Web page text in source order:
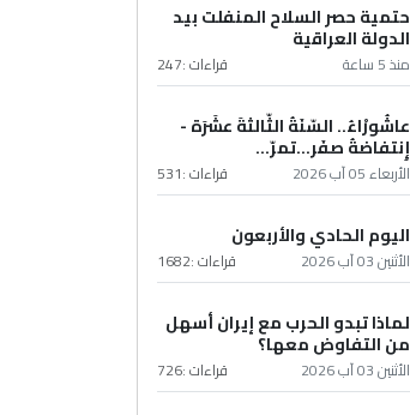
حتمية حصر السلاح المنفلت بيد
الدولة العراقية
منذ 5 ساعة قراءات :247
عاشُورْاءُ.. السّنَةُ الثّالثةَ عشَرَة -
إِنتفاضةُ صفَر…تمرّ...
الأربعاء 05 آب 2026 قراءات :531
اليوم الحادي والأربعون
الأثنين 03 آب 2026 قراءات :1682
لماذا تبدو الحرب مع إيران أسهل
من التفاوض معها؟
الأثنين 03 آب 2026 قراءات :726